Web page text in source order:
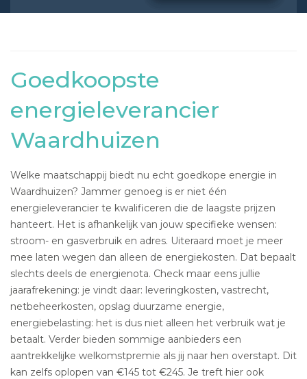
Goedkoopste
energieleverancier
Waardhuizen
Welke maatschappij biedt nu echt goedkope energie in
Waardhuizen? Jammer genoeg is er niet één
energieleverancier te kwalificeren die de laagste prijzen
hanteert. Het is afhankelijk van jouw specifieke wensen:
stroom- en gasverbruik en adres. Uiteraard moet je meer
mee laten wegen dan alleen de energiekosten. Dat bepaalt
slechts deels de energienota. Check maar eens jullie
jaarafrekening: je vindt daar: leveringkosten, vastrecht,
netbeheerkosten, opslag duurzame energie,
energiebelasting: het is dus niet alleen het verbruik wat je
betaalt. Verder bieden sommige aanbieders een
aantrekkelijke welkomstpremie als jij naar hen overstapt. Dit
kan zelfs oplopen van €145 tot €245. Je treft hier ook